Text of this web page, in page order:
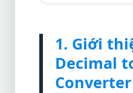
1. Giới
Decimal
Converter